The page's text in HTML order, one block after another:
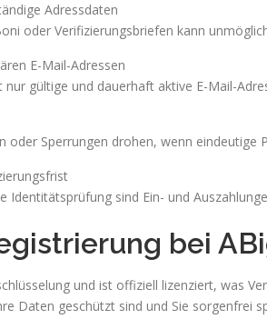
Adressdaten
oder Verifizierungsbriefen kann
E-Mail-Adressen
nur gültige und dauerhaft aktive E-Mail-
oder Sperrungen drohen, wenn eindeutige
Identitätsprüfung sind Ein- und
bei
und ist offiziell lizenziert, was
Daten geschützt sind und Sie sorgenfrei